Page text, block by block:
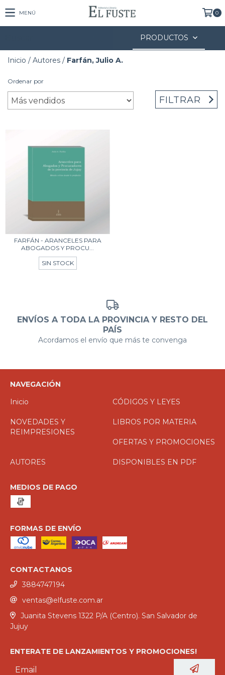
MENÚ 0
PRODUCTOS
Inicio / Autores / Farfán, Julio A.
Ordenar por
FILTRAR
FARFÁN - ARANCELES PARA
ABOGADOS Y PROCU...
SIN STOCK
ENVÍOS A TODA LA PROVINCIA Y RESTO DEL
PAÍS
Acordamos el envío que más te convenga
NAVEGACIÓN
Inicio
CÓDIGOS Y LEYES
NOVEDADES Y
REIMPRESIONES
LIBROS POR MATERIA
OFERTAS Y PROMOCIONES
AUTORES DISPONIBLES EN PDF
MEDIOS DE PAGO
FORMAS DE ENVÍO
CONTACTANOS
3884747194
ventas@elfuste.com.ar
Juanita Stevens 1322 P/A (Centro). San Salvador de
Jujuy
ENTERATE DE LANZAMIENTOS Y PROMOCIONES!